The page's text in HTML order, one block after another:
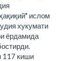
ислом
хукумати
ёрдамида
117 киши